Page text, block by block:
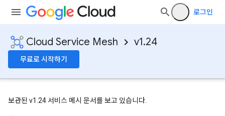
로그인
Cloud Service Mesh v1.24
무료로 시작하기
보관된 v1.24 서비스 메시 문서를 보고 있습니다.